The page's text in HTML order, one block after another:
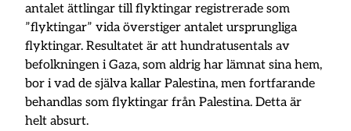
antalet ättlingar till flyktingar registrerade som
”flyktingar” vida överstiger antalet ursprungliga
flyktingar. Resultatet är att hundratusentals av
befolkningen i Gaza, som aldrig har lämnat sina hem,
bor i vad de själva kallar Palestina, men fortfarande
behandlas som flyktingar från Palestina. Detta är
helt absurt.